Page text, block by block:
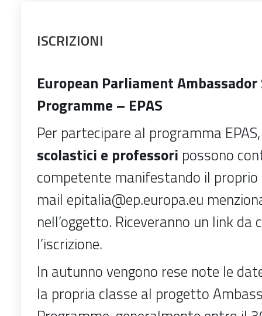
ISCRIZIONI
European Parliament Ambassador
Programme – EPAS
Per partecipare al programma
scolastici e professori possono
competente manifestando il
mail epitalia@ep.europa.eu
nell’oggetto. Riceveranno un link da
l’iscrizione.
In autunno vengono rese note le
la propria classe al progetto